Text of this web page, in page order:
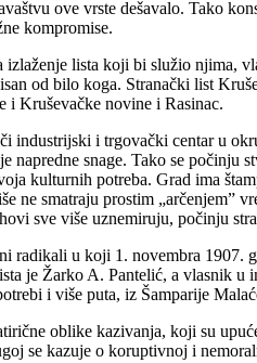
ove vrste dešavalo. Tako
kompromise.
lista koji bi služio njima,
od bilo koga. Stranački list
i Kruševačke novine i Rasinac.
industrijski i trgovački centar u
napredne snage. Tako se počinju
kulturnih potreba. Grad ima
ne smatraju prostim „arčenjem”
sve više uznemiruju, počinju
radikali u koji 1. novembra 1907.
je Žarko A. Pantelić, a vlasnik u
i više puta, iz Šamparije
oblike kazivanja, koji su
se kazuje o koruptivnoj i